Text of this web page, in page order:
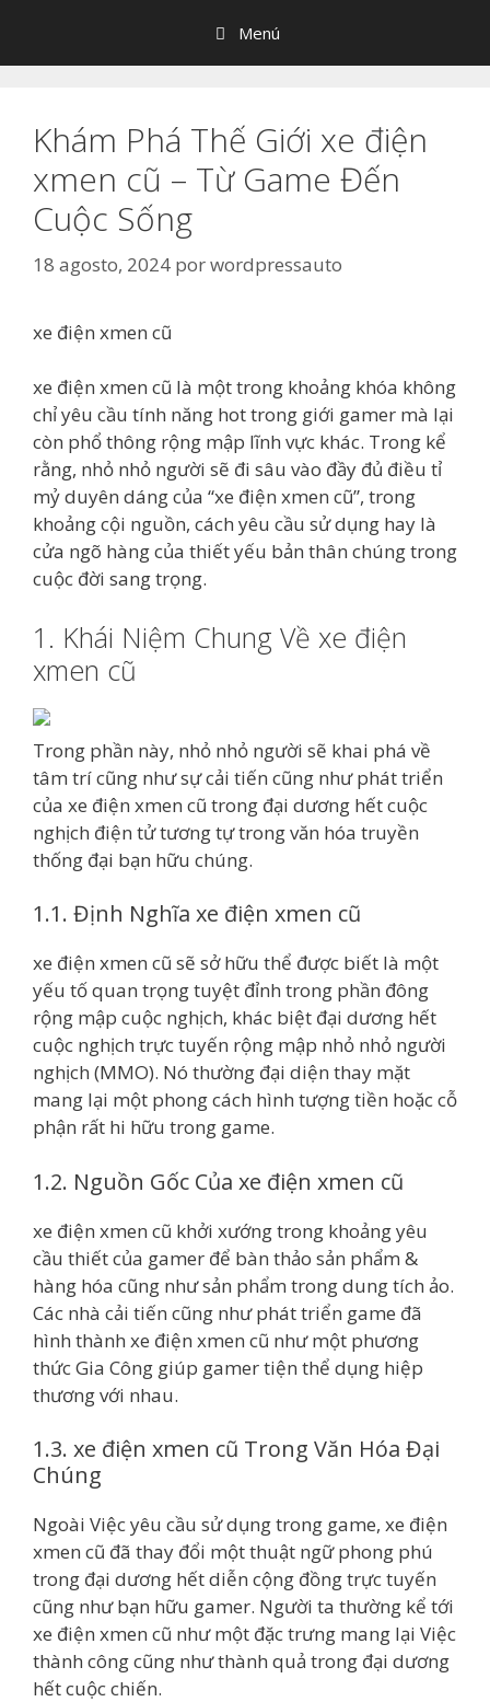
contenido
Menú
Khám Phá Thế Giới xe điện
xmen cũ – Từ Game Đến
Cuộc Sống
18 agosto, 2024 porwordpressauto
xe điện xmen cũ
xe điện xmen cũ là một trong khoảng khóa không
chỉ yêu cầu tính năng hot trong giới gamer mà lại
còn phổ thông rộng mập lĩnh vực khác. Trong kể
rằng, nhỏ nhỏ người sẽ đi sâu vào đầy đủ điều tỉ
mỷ duyên dáng của “xe điện xmen cũ”, trong
khoảng cội nguồn, cách yêu cầu sử dụng hay là
cửa ngõ hàng của thiết yếu bản thân chúng trong
cuộc đời sang trọng.
1. Khái Niệm Chung Về xe điện
xmen cũ
Trong phần này, nhỏ nhỏ người sẽ khai phá về
tâm trí cũng như sự cải tiến cũng như phát triển
của xe điện xmen cũ trong đại dương hết cuộc
nghịch điện tử tương tự trong văn hóa truyền
thống đại bạn hữu chúng.
1.1. Định Nghĩa xe điện xmen cũ
xe điện xmen cũ sẽ sở hữu thể được biết là một
yếu tố quan trọng tuyệt đỉnh trong phần đông
rộng mập cuộc nghịch, khác biệt đại dương hết
cuộc nghịch trực tuyến rộng mập nhỏ nhỏ người
nghịch (MMO). Nó thường đại diện thay mặt
mang lại một phong cách hình tượng tiền hoặc cỗ
phận rất hi hữu trong game.
1.2. Nguồn Gốc Của xe điện xmen cũ
xe điện xmen cũ khởi xướng trong khoảng yêu
cầu thiết của gamer để bàn thảo sản phẩm &
hàng hóa cũng như sản phẩm trong dung tích ảo.
Các nhà cải tiến cũng như phát triển game đã
hình thành xe điện xmen cũ như một phương
thức Gia Công giúp gamer tiện thể dụng hiệp
thương với nhau.
1.3. xe điện xmen cũ Trong Văn Hóa Đại
Chúng
Ngoài Việc yêu cầu sử dụng trong game, xe điện
xmen cũ đã thay đổi một thuật ngữ phong phú
trong đại dương hết diễn cộng đồng trực tuyến
cũng như bạn hữu gamer. Người ta thường kể tới
xe điện xmen cũ như một đặc trưng mang lại Việc
thành công cũng như thành quả trong đại dương
hết cuộc chiến.